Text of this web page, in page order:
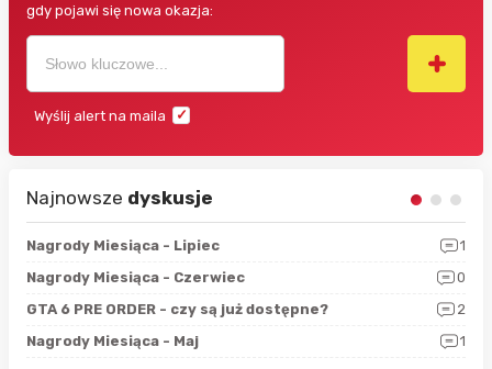
gdy pojawi się nowa okazja:
Wyślij alert na maila
Najnowsze dyskusje
Nagrody Miesiąca - Lipiec
1
Nagrody Miesiąca - Czerwiec
0
GTA 6 PRE ORDER - czy są już dostępne?
2
Nagrody Miesiąca - Maj
1